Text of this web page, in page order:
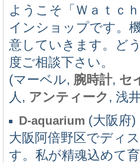
ようこそ「Ｗａｔｃ
インショップです。
意していきます。ど
度ご相談下さい。
(マーベル, 腕時計, セ
人, アンティーク , 浅
D-aquarium (大阪府)
大阪阿倍野区でディ
す。私が精魂込めて